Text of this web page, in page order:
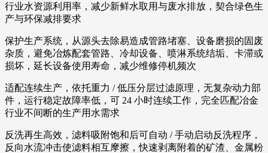
行业水资源利用率，减少新鲜水取用与废水排放，契合绿色生
产与环保减排要求
保护生产系统，从源头去除易造成管路堵塞、设备磨损的固废
杂质，避免冶炼配套管路、冷却设备、喷淋系统结垢、卡滞或
损坏，延长设备使用寿命，减少维修停机频次
适配连续生产，依托重力 / 低压分层过滤原理，无复杂动力部
件，运行稳定故障率低，可 24 小时连续工作，完全匹配冶金
行业不间断的生产用水需求
反洗再生高效，滤料吸附饱和后可自动 / 手动启动反洗程序，
反向水流冲击使滤料相互摩擦，快速剥离附着的矿渣、金属粉